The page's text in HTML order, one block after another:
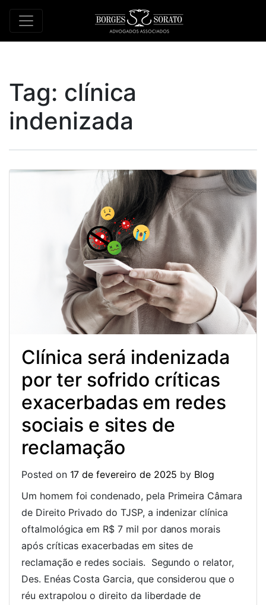
Tag: clínica
indenizada
Clínica será indenizada
por ter sofrido críticas
exacerbadas em redes
sociais e sites de
reclamação
Posted on 17 de fevereiro de 2025 by Blog
Um homem foi condenado, pela Primeira Câmara
de Direito Privado do TJSP, a indenizar clínica
oftalmológica em R$ 7 mil por danos morais
após críticas exacerbadas em sites de
reclamação e redes sociais. Segundo o relator,
Des. Enéas Costa Garcia, que considerou que o
réu extrapolou o direito da liberdade de